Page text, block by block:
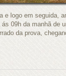
e logo em seguida,
09h da manhã de
da prova,